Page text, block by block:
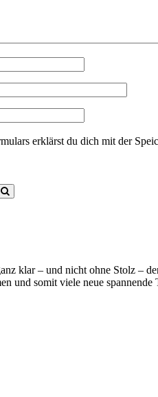
erklärst du dich mit der
klar – und nicht ohne Stolz –
und somit viele neue spannende